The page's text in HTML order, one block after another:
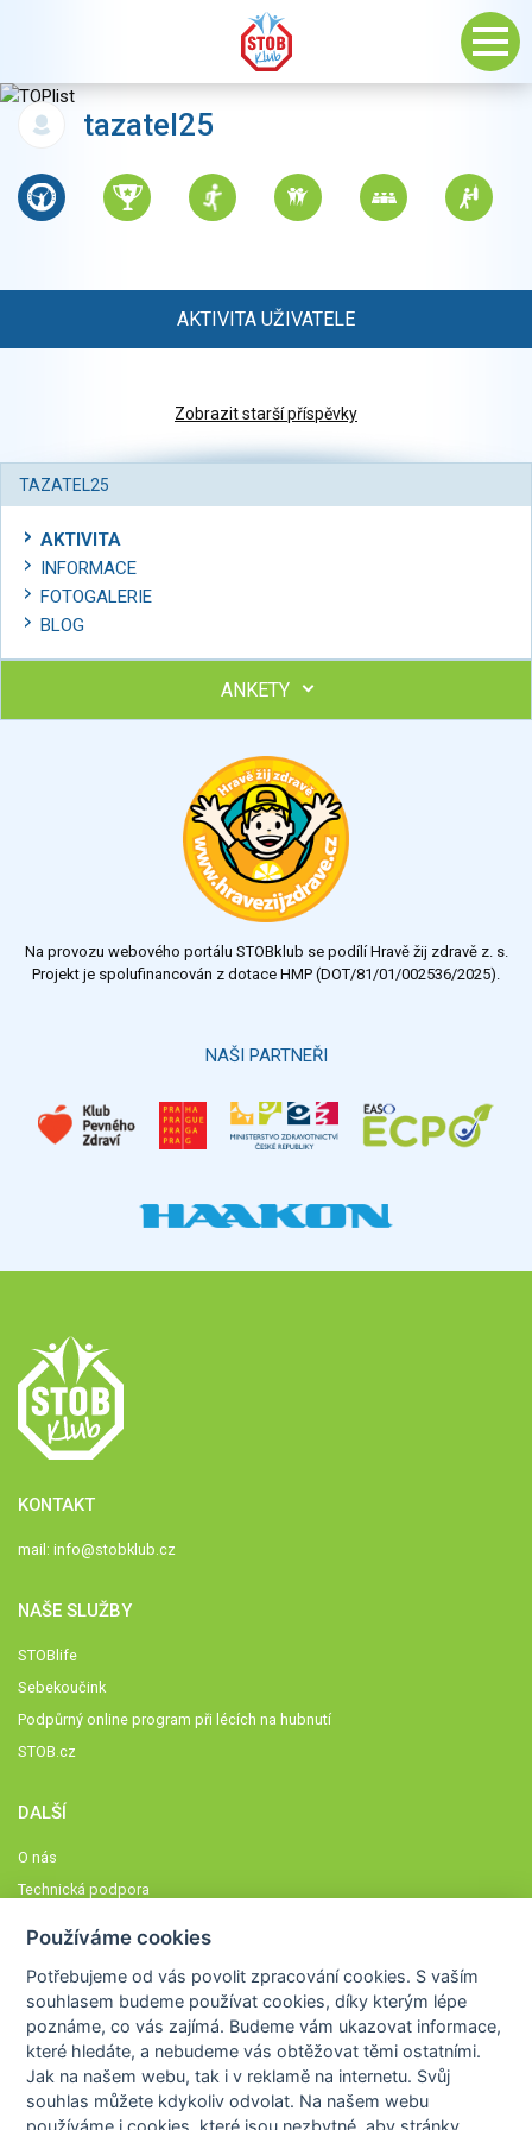
tazatel25
AKTIVITA UŽIVATELE
Zobrazit starší příspěvky
TAZATEL25
AKTIVITA
INFORMACE
FOTOGALERIE
BLOG
ANKETY
Výsledky Všechny ankety
Na provozu webového portálu STOBklub se podílí Hravě žij zdravě z. s.
Projekt je spolufinancován z dotace HMP (DOT/81/01/002536/2025).
NAŠI PARTNEŘI
KONTAKT
mail: info@stobklub.cz
NAŠE SLUŽBY
STOBlife
Sebekoučink
Podpůrný online program při lécích na hubnutí
STOB.cz
DALŠÍ
O nás
Technická podpora
Členové STOBklubu
Zásady nakládání s osobními údaji
Otestujte se
Spočítejte si
Výzva 52
Používáme cookies
Potřebujeme od vás povolit zpracování cookies. S vaším
souhlasem budeme používat cookies, díky kterým lépe
poznáme,co vás zajímá. Budeme vám ukazovat informace,
které hledáte, a nebudeme vás obtěžovat těmi ostatními.
Jak na našem webu, tak i v reklamě na internetu. Svůj
souhlas můžete kdykoliv odvolat. Na našem webu
používáme i cookies, které jsou nezbytné , aby stránky